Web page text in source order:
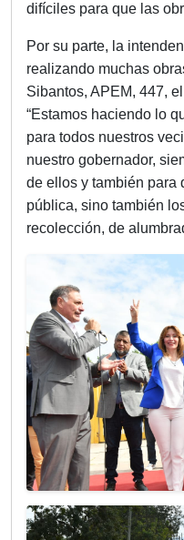
difíciles para que las
Por su parte, la
realizando muchas
Sibantos, APEM, 447,
“Estamos haciendo lo
para todos nuestros
nuestro gobernador,
de ellos y también para
pública, sino también
recolección, de